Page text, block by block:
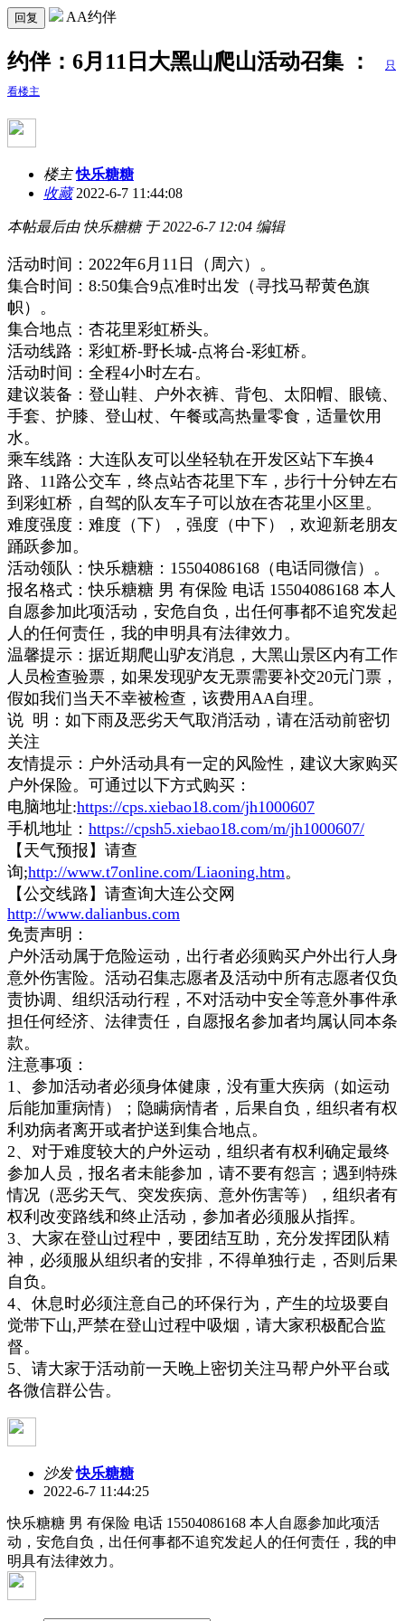
回复 AA约伴
约伴：6月11日大黑山爬山活动召集 ： 只
看楼主
楼主 快乐糖糖
收藏2022-6-7 11:44:08
本帖最后由 快乐糖糖 于 2022-6-7 12:04 编辑
活动时间：2022年6月11日（周六）。
集合时间：8:50集合9点准时出发（寻找马帮黄色旗
帜）。
集合地点：杏花里彩虹桥头。
活动线路：彩虹桥-野长城-点将台-彩虹桥。
活动时间：全程4小时左右。
建议装备：登山鞋、户外衣裤、背包、太阳帽、眼镜、
手套、护膝、登山杖、午餐或高热量零食，适量饮用
水。
乘车线路：大连队友可以坐轻轨在开发区站下车换4
路、11路公交车，终点站杏花里下车，步行十分钟左右
到彩虹桥，自驾的队友车子可以放在杏花里小区里。
难度强度：难度（下），强度（中下），欢迎新老朋友
踊跃参加。
活动领队：快乐糖糖：15504086168（电话同微信）。
报名格式：快乐糖糖 男 有保险 电话 15504086168 本人
自愿参加此项活动，安危自负，出任何事都不追究发起
人的任何责任，我的申明具有法律效力。
温馨提示：据近期爬山驴友消息，大黑山景区内有工作
人员检查验票，如果发现驴友无票需要补交20元门票，
假如我们当天不幸被检查，该费用AA自理。
说 明：如下雨及恶劣天气取消活动，请在活动前密切
关注
友情提示：户外活动具有一定的风险性，建议大家购买
户外保险。可通过以下方式购买：
电脑地址:https://cps.xiebao18.com/jh1000607
手机地址： https://cpsh5.xiebao18.com/m/jh1000607/
【天气预报】请查
询;http://www.t7online.com/Liaoning.htm。
【公交线路】请查询大连公交网
http://www.dalianbus.com
免责声明：
户外活动属于危险运动，出行者必须购买户外出行人身
意外伤害险。活动召集志愿者及活动中所有志愿者仅负
责协调、组织活动行程，不对活动中安全等意外事件承
担任何经济、法律责任，自愿报名参加者均属认同本条
款。
注意事项：
1、参加活动者必须身体健康，没有重大疾病（如运动
后能加重病情）；隐瞒病情者，后果自负，组织者有权
利劝病者离开或者护送到集合地点。
2、对于难度较大的户外运动，组织者有权利确定最终
参加人员，报名者未能参加，请不要有怨言；遇到特殊
情况（恶劣天气、突发疾病、意外伤害等），组织者有
权利改变路线和终止活动，参加者必须服从指挥。
3、大家在登山过程中，要团结互助，充分发挥团队精
神，必须服从组织者的安排，不得单独行走，否则后果
自负。
4、休息时必须注意自己的环保行为，产生的垃圾要自
觉带下山,严禁在登山过程中吸烟，请大家积极配合监
督。
5、请大家于活动前一天晚上密切关注马帮户外平台或
各微信群公告。
沙发 快乐糖糖
2022-6-7 11:44:25
快乐糖糖 男 有保险 电话 15504086168 本人自愿参加此项活
动，安危自负，出任何事都不追究发起人的任何责任，我的申
明具有法律效力。